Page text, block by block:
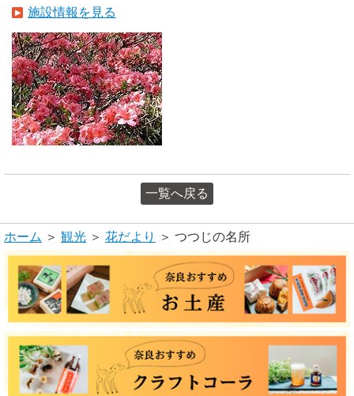
施設情報を見る
一覧へ戻る
ホーム ＞ 観光 ＞ 花だより ＞ つつじの名所